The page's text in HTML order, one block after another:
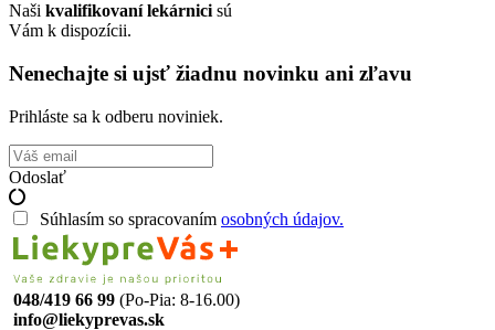
Naši kvalifikovaní lekárnicisú
Vám k dispozícii.
Nenechajte si ujsť žiadnu novinku ani zľavu
Prihláste sa k odberu noviniek.
Odoslať
Súhlasím so spracovaním osobných údajov.
048/419 66 99 (Po-Pia: 8-16.00)
info@liekyprevas.sk